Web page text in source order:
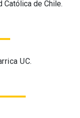
de Chile.
UC.